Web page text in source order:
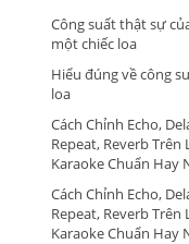
HÀNG
Công suất thật sự
một chiếc loa
Hiểu đúng về công
loa
Cách Chỉnh Echo,
Repeat, Reverb Trên
Karaoke Chuẩn Hay
Cách Chỉnh Echo,
Repeat, Reverb Trên
Karaoke Chuẩn Hay